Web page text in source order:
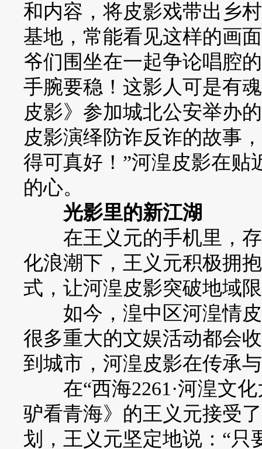
和内容，将皮影戏带出乡
基地，常能看见这样的画
爷们围坐在一起争论唱腔
手腕要稳！这影人可是有
皮影》参加城北公安举办
皮影演绎防诈反诈的故事
得可真好！”河湟皮影在贴
的心。
光影里的新江湖
在王义元的手机里，存
化浪潮下，王义元积极拥
式，让河湟皮影突破地域
如今，湟中区河湟情皮
很多重大的文娱活动都会
到城市，河湟皮影在传承
在“西海2261·河湟文化
驴看青海》的王义元接受
划，王义元坚定地说：“只